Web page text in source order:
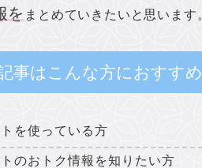
を まとめていきたいと思います
事はこんな方におすすめ
を使っている方
のおトク情報を知りたい方